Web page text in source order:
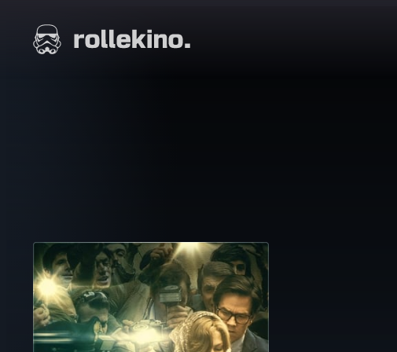
suoraan
sisältöön
Elokuvat ja elokuva-arviot | Rollekino.fi